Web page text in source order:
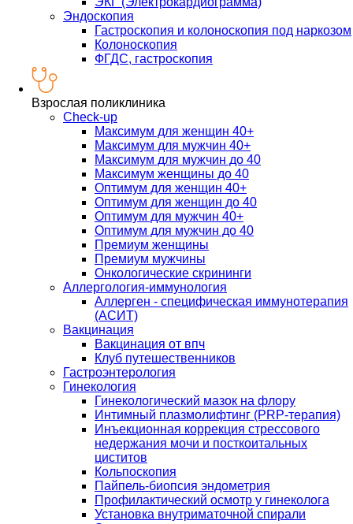
Эндоскопия
Гастроскопия и колоноскопия под наркозом
Колоноскопия
ФГДС, гастроскопия
Взрослая поликлиника
Check-up
Максимум для женщин 40+
Максимум для мужчин 40+
Максимум для мужчин до 40
Максимум женщины до 40
Оптимум для женщин 40+
Оптимум для женщин до 40
Оптимум для мужчин 40+
Оптимум для мужчин до 40
Премиум женщины
Премиум мужчины
Онкологические скрининги
Аллергология-иммунология
Аллерген - специфическая иммунотерапия
(АСИТ)
Вакцинация
Вакцинация от впч
Клуб путешественников
Гастроэнтерология
Гинекология
Гинекологический мазок на флору
Интимный плазмолифтинг (PRP-терапия)
Инъекционная коррекция стрессового
недержания мочи и посткоитальных
циститов
Кольпоскопия
Пайпель-биопсия эндометрия
Профилактический осмотр у гинеколога
Установка внутриматочной спирали